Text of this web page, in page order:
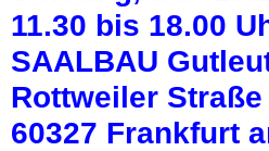
11.30 bis 18.00
SAALBAU
Rottweiler Straße
60327 Frankfurt